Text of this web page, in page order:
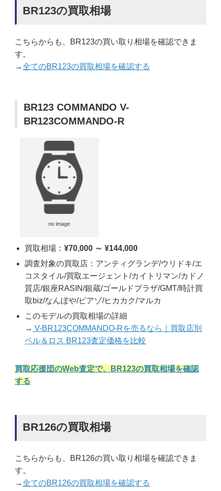
BR123の買取相場
こちらからも、BR123の買い取り相場を確認できま
す。
→全てのBR123の買取相場を確認する
BR123 COMMANDO V-
BR123COMMANDO-R
no image
買取相場： ¥70,000 ～ ¥144,000
調査対象の買取店：アンティグランデ/ウリドキ/エ
コスタイル/買取エージェント/カイトリマン/カドノ
質店/銀座RASIN/銀蔵/ゴールドプラザ/GMT/時計買
取biz/なんぼや/ピアゾ/ヒカカク/マルカ
このモデルの買取相場の詳細
→ V-BR123COMMANDO-Rを売るなら｜買取店別
ベル＆ロス BR123査定価格を比較
買取応援団のWeb査定で、BR123の買取相場を確認
する
BR126の買取相場
こちらからも、BR126の買い取り相場を確認できま
す。
→全てのBR126の買取相場を確認する